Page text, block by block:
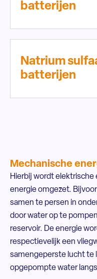
batterijen
Natrium
batterijen
Mechanische
Hierbij wordt
energie omgezet.
samen te persen in
door water op te
reservoir. De energie
respectievelijk een
samengeperste lucht te
opgepompte water